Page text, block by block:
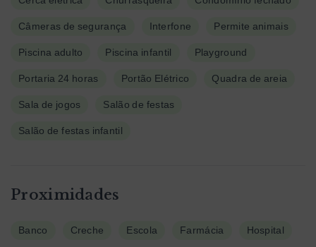
Câmeras de segurança Interfone Permite animais
Piscina adulto Piscina infantil Playground
Portaria 24 horas Portão Elétrico Quadra de areia
Sala de jogos Salão de festas
Salão de festas infantil
Proximidades
Banco Creche Escola Farmácia Hospital